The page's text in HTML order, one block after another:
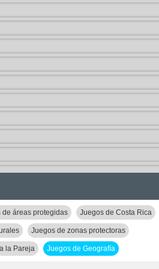
de áreas protegidas Juegos de Costa Rica
Juegos de zonas protectoras
la Pareja Juegos de Geografía